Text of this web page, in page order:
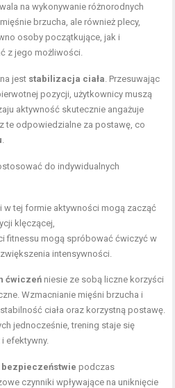
na wykonywanie różnorodnych
brzucha, ale również plecy,
osoby początkujące, jak i
z jego możliwości.
jest stabilizacja ciała . Przesuwając
pozycji, użytkownicy muszą
aktywność skutecznie angażuje
te odpowiedzialne za postawę, co
do indywidualnych
tej formie aktywności mogą zacząć
klęczącej,
fitnessu mogą spróbować ćwiczyć w
intensywności.
ćwiczeń niesie ze sobą liczne korzyści
Wzmacnianie mięśni brzucha i
ciała oraz korzystną postawę.
jednocześnie, trening staje się
efektywny.
podczas
czynniki wpływające na uniknięcie